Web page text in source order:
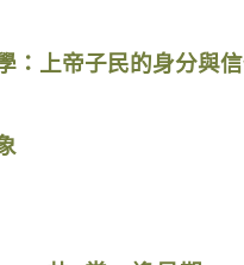
：上帝子民的身分與